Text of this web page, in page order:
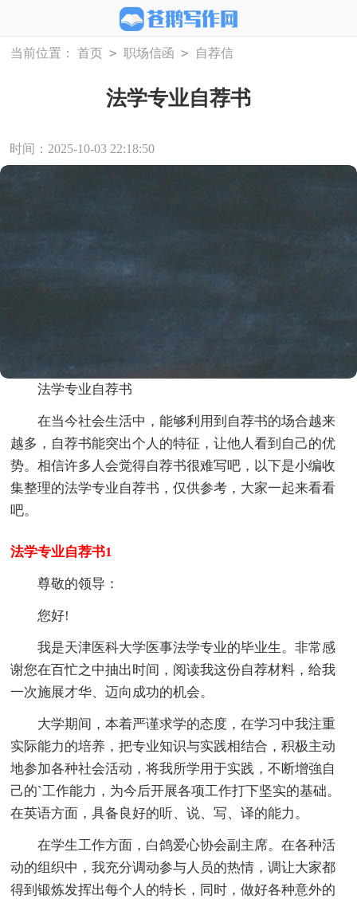
当前位置： 首页 > 职场信函 > 自荐信
法学专业自荐书
时间：2025-10-03 22:18:50
法学专业自荐书
在当今社会生活中，能够利用到自荐书的场合越来
越多，自荐书能突出个人的特征，让他人看到自己的优
势。相信许多人会觉得自荐书很难写吧，以下是小编收
集整理的法学专业自荐书，仅供参考，大家一起来看看
吧。
法学专业自荐书1
尊敬的领导：
您好!
我是天津医科大学医事法学专业的毕业生。非常感
谢您在百忙之中抽出时间，阅读我这份自荐材料，给我
一次施展才华、迈向成功的机会。
大学期间，本着严谨求学的态度，在学习中我注重
实际能力的培养，把专业知识与实践相结合，积极主动
地参加各种社会活动，将我所学用于实践，不断增強自
己的`工作能力，为今后开展各项工作打下坚实的基础。
在英语方面，具备良好的听、说、写、译的能力。
在学生工作方面，白鸽爱心协会副主席。在各种活
动的组织中，我充分调动参与人员的热情，调让大家都
得到锻炼发挥出每个人的特长，同时，做好各种意外的